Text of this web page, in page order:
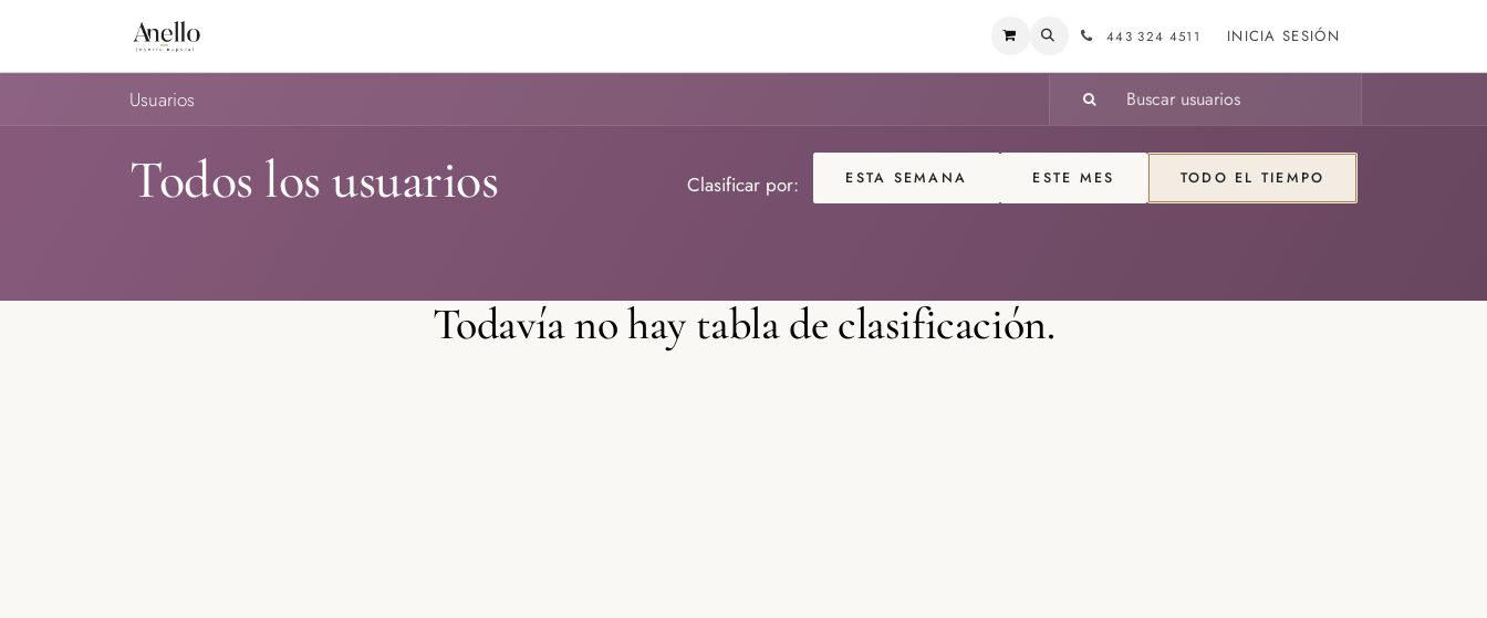
443 324 4511 INICIA SESIÓN
Usuarios
Todos los usuarios Clasificar por: ESTA SEMANA ESTE MES TODO EL TIEMPO
Todavía no hay tabla de clasificación.